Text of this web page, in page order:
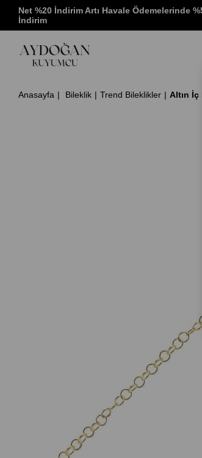
Net %20 İndirim Artı Havale Ödemelerinde
İndirim
Anasayfa Bileklik Trend Bileklikler Altın